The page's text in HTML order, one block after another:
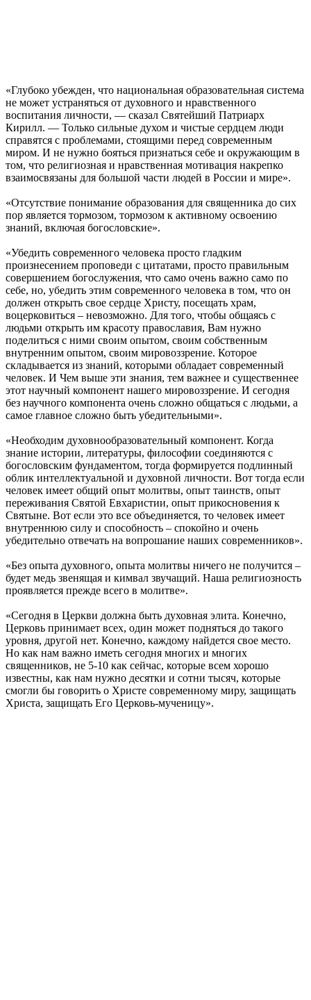
«Глубоко убежден, что национальная образовательная система
не может устраняться от духовного и нравственного
воспитания личности, — сказал Святейший Патриарх
Кирилл. — Только сильные духом и чистые сердцем люди
справятся с проблемами, стоящими перед современным
миром. И не нужно бояться признаться себе и окружающим в
том, что религиозная и нравственная мотивация накрепко
взаимосвязаны для большой части людей в России и мире».
«Отсутствие понимание образования для священника до сих
пор является тормозом, тормозом к активному освоению
знаний, включая богословские».
«Убедить современного человека просто гладким
произнесением проповеди с цитатами, просто правильным
совершением богослужения, что само очень важно само по
себе, но, убедить этим современного человека в том, что он
должен открыть свое сердце Христу, посещать храм,
воцерковиться – невозможно. Для того, чтобы общаясь с
людьми открыть им красоту православия, Вам нужно
поделиться с ними своим опытом, своим собственным
внутренним опытом, своим мировоззрение. Которое
складывается из знаний, которыми обладает современный
человек. И Чем выше эти знания, тем важнее и существеннее
этот научный компонент нашего мировоззрение. И сегодня
без научного компонента очень сложно общаться с людьми, а
самое главное сложно быть убедительными».
«Необходим духовнообразовательный компонент. Когда
знание истории, литературы, философии соединяются с
богословским фундаментом, тогда формируется подлинный
облик интеллектуальной и духовной личности. Вот тогда если
человек имеет общий опыт молитвы, опыт таинств, опыт
переживания Святой Евхаристии, опыт прикосновения к
Святыне. Вот если это все объединяется, то человек имеет
внутреннюю силу и способность – спокойно и очень
убедительно отвечать на вопрошание наших современников».
«Без опыта духовного, опыта молитвы ничего не получится –
будет медь звенящая и кимвал звучащий. Наша религиозность
проявляется прежде всего в молитве».
«Сегодня в Церкви должна быть духовная элита. Конечно,
Церковь принимает всех, один может подняться до такого
уровня, другой нет. Конечно, каждому найдется свое место.
Но как нам важно иметь сегодня многих и многих
священников, не 5-10 как сейчас, которые всем хорошо
известны, как нам нужно десятки и сотни тысяч, которые
смогли бы говорить о Христе современному миру, защищать
Христа, защищать Его Церковь-мученицу».